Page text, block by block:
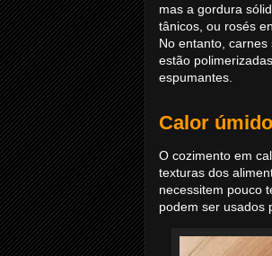
mas a gordura
tânicos, ou rosés
No entanto,
estão
espumantes.
Calor úmido
O cozimento em
texturas dos
necessitem pouco
podem ser usados